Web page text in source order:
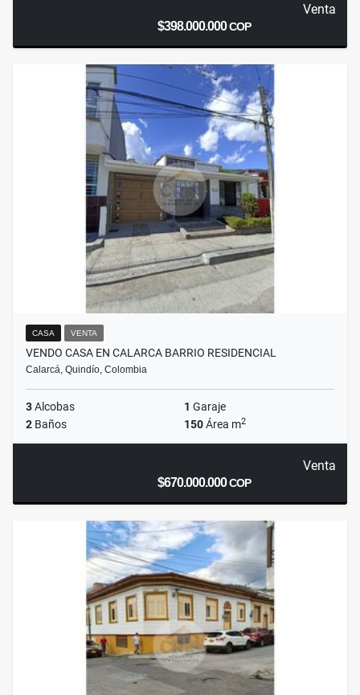
Venta
$398.000.000COP
CASA VENTA
VENDO CASA EN CALARCA BARRIO RESIDENCIAL
Calarcá, Quindío, Colombia
3Alcobas 1 Garaje
2 Baños 150Área m2
Venta
$670.000.000COP